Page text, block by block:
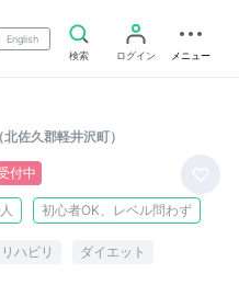
English
検索
ログイン メニュー
佐久郡軽井沢町）
付中
初心者OK、レベル問わず
ハビリ
ダイエット